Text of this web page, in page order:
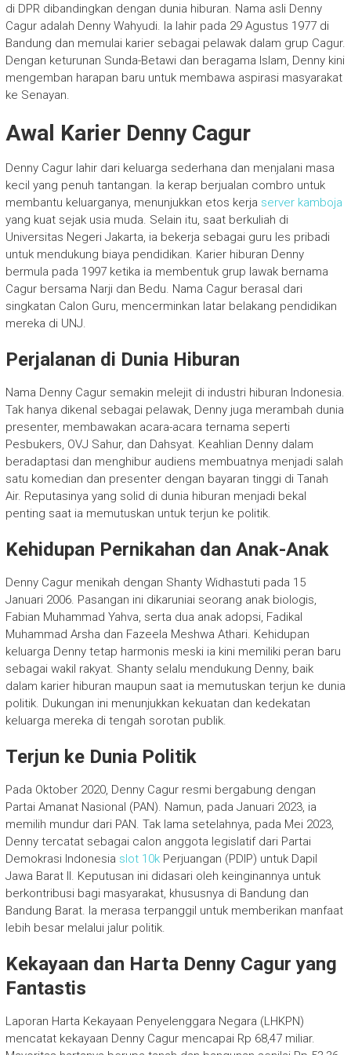
di DPR dibandingkan dengan dunia hiburan. Nama asli Denny
Cagur adalah Denny Wahyudi. Ia lahir pada 29 Agustus 1977 di
Bandung dan memulai karier sebagai pelawak dalam grup Cagur.
Dengan keturunan Sunda-Betawi dan beragama Islam, Denny kini
mengemban harapan baru untuk membawa aspirasi masyarakat
ke Senayan.
Awal Karier Denny Cagur
Denny Cagur lahir dari keluarga sederhana dan menjalani masa
kecil yang penuh tantangan. Ia kerap berjualan combro untuk
membantu keluarganya, menunjukkan etos kerja server kamboja
yang kuat sejak usia muda. Selain itu, saat berkuliah di
Universitas Negeri Jakarta, ia bekerja sebagai guru les pribadi
untuk mendukung biaya pendidikan. Karier hiburan Denny
bermula pada 1997 ketika ia membentuk grup lawak bernama
Cagur bersama Narji dan Bedu. Nama Cagur berasal dari
singkatan Calon Guru, mencerminkan latar belakang pendidikan
mereka di UNJ.
Perjalanan di Dunia Hiburan
Nama Denny Cagur semakin melejit di industri hiburan Indonesia.
Tak hanya dikenal sebagai pelawak, Denny juga merambah dunia
presenter, membawakan acara-acara ternama seperti
Pesbukers, OVJ Sahur, dan Dahsyat. Keahlian Denny dalam
beradaptasi dan menghibur audiens membuatnya menjadi salah
satu komedian dan presenter dengan bayaran tinggi di Tanah
Air. Reputasinya yang solid di dunia hiburan menjadi bekal
penting saat ia memutuskan untuk terjun ke politik.
Kehidupan Pernikahan dan Anak-Anak
Denny Cagur menikah dengan Shanty Widhastuti pada 15
Januari 2006. Pasangan ini dikaruniai seorang anak biologis,
Fabian Muhammad Yahva, serta dua anak adopsi, Fadikal
Muhammad Arsha dan Fazeela Meshwa Athari. Kehidupan
keluarga Denny tetap harmonis meski ia kini memiliki peran baru
sebagai wakil rakyat. Shanty selalu mendukung Denny, baik
dalam karier hiburan maupun saat ia memutuskan terjun ke dunia
politik. Dukungan ini menunjukkan kekuatan dan kedekatan
keluarga mereka di tengah sorotan publik.
Terjun ke Dunia Politik
Pada Oktober 2020, Denny Cagur resmi bergabung dengan
Partai Amanat Nasional (PAN). Namun, pada Januari 2023, ia
memilih mundur dari PAN. Tak lama setelahnya, pada Mei 2023,
Denny tercatat sebagai calon anggota legislatif dari Partai
Demokrasi Indonesia slot 10kPerjuangan (PDIP) untuk Dapil
Jawa Barat II. Keputusan ini didasari oleh keinginannya untuk
berkontribusi bagi masyarakat, khususnya di Bandung dan
Bandung Barat. Ia merasa terpanggil untuk memberikan manfaat
lebih besar melalui jalur politik.
Kekayaan dan Harta Denny Cagur yang
Fantastis
Laporan Harta Kekayaan Penyelenggara Negara (LHKPN)
mencatat kekayaan Denny Cagur mencapai Rp 68,47 miliar.